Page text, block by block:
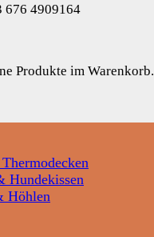
676 4909164
Produkte im Warenkorb.
Hundekissen
Höhlen